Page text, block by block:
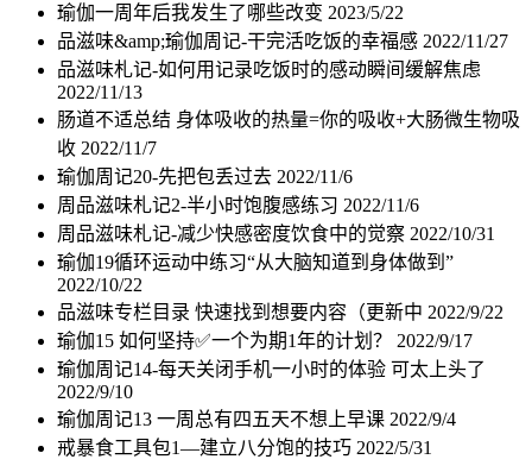
瑜伽一周年后我发生了哪些改变 2023/5/22
品滋味&amp;瑜伽周记-干完活吃饭的幸福感 2022/11/27
品滋味札记-如何用记录吃饭时的感动瞬间缓解焦虑
2022/11/13
肠道不适总结 身体吸收的热量=你的吸收+大肠微生物吸
收 2022/11/7
瑜伽周记20-先把包丢过去 2022/11/6
周品滋味札记2-半小时饱腹感练习 2022/11/6
周品滋味札记-减少快感密度饮食中的觉察 2022/10/31
瑜伽19循环运动中练习“从大脑知道到身体做到”
2022/10/22
品滋味专栏目录 快速找到想要内容（更新中 2022/9/22
瑜伽15 如何坚持✅一个为期1年的计划？ 2022/9/17
瑜伽周记14-每天关闭手机一小时的体验 可太上头了
2022/9/10
瑜伽周记13 一周总有四五天不想上早课 2022/9/4
戒暴食工具包1—建立八分饱的技巧 2022/5/31